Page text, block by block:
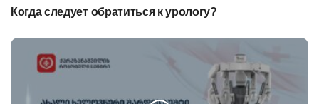
Когда следует обратиться к урологу?